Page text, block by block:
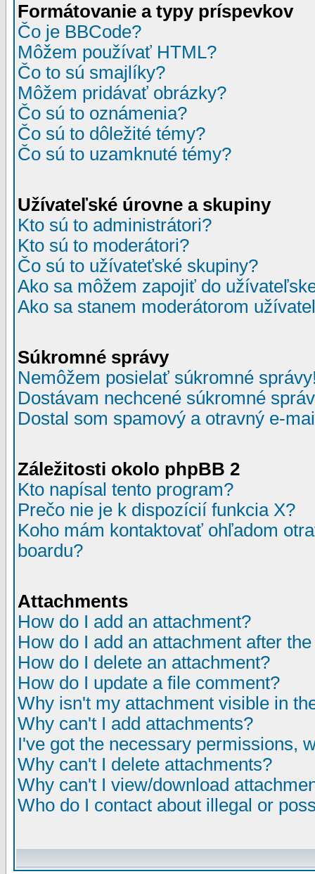
Formátovanie a typy príspevkov
Čo je BBCode?
Môžem používať HTML?
Čo to sú smajlíky?
Môžem pridávať obrázky?
Čo sú to oznámenia?
Čo sú to dôležité témy?
Čo sú to uzamknuté témy?
Užívateľské úrovne a skupiny
Kto sú to administrátori?
Kto sú to moderátori?
Čo sú to užívateťské skupiny?
Ako sa môžem zapojiť do
Ako sa stanem moderátorom
Súkromné správy
Nemôžem posielať súkromné
Dostávam nechcené súkromné
Dostal som spamový a otravný e-
Záležitosti okolo phpBB 2
Kto napísal tento program?
Prečo nie je k dispozícií funkcia X?
Koho mám kontaktovať ohľadom
boardu?
Attachments
How do I add an attachment?
How do I add an attachment after
How do I delete an attachment?
How do I update a file comment?
Why isn't my attachment visible in
Why can't I add attachments?
I've got the necessary permissions,
Why can't I delete attachments?
Why can't I view/download
Who do I contact about illegal or